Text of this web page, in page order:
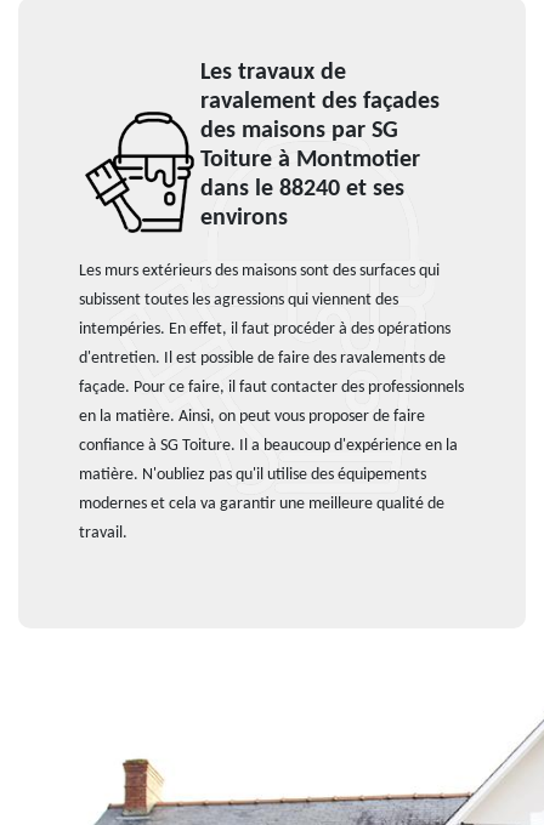
Les travaux de
ravalement des façades
des maisons par SG
Toiture à Montmotier
dans le 88240 et ses
environs
Les murs extérieurs des maisons sont des surfaces qui
subissent toutes les agressions qui viennent des
intempéries. En effet, il faut procéder à des opérations
d'entretien. Il est possible de faire des ravalements de
façade. Pour ce faire, il faut contacter des professionnels
en la matière. Ainsi, on peut vous proposer de faire
confiance à SG Toiture. Il a beaucoup d'expérience en la
matière. N'oubliez pas qu'il utilise des équipements
modernes et cela va garantir une meilleure qualité de
travail.